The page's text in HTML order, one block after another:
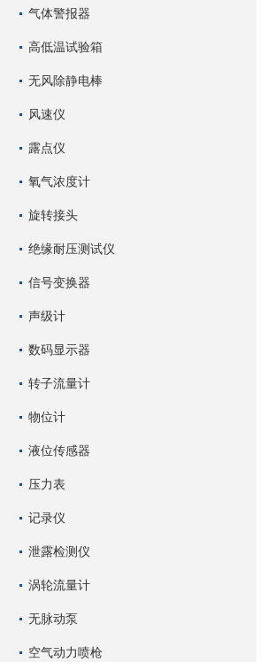
气体警报器
高低温试验箱
无风除静电棒
风速仪
露点仪
氧气浓度计
旋转接头
绝缘耐压测试仪
信号变换器
声级计
数码显示器
转子流量计
物位计
液位传感器
压力表
记录仪
泄露检测仪
涡轮流量计
无脉动泵
空气动力喷枪